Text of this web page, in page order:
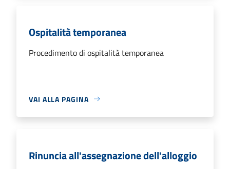
Ospitalità temporanea
Procedimento di ospitalità temporanea
VAI ALLA PAGINA
Rinuncia all'assegnazione dell'alloggio